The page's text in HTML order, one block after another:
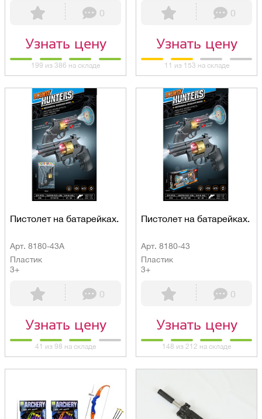
0
Узнать цену
199 из 386 на складе
0
Узнать цену
11 из 153 на складе
Пистолет на батарейках.
Арт. 8180-43A
Пластик
3+
0
Узнать цену
41 из 98 на складе
Пистолет на батарейках.
Арт. 8180-43
Пластик
3+
0
Узнать цену
148 из 212 на складе